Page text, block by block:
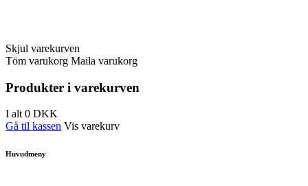
Skjul varekurven
Töm varukorg Maila varukorg
Produkter i varekurven
I alt0 DKK
Gå til kassen Vis varekurv
Huvudmeny